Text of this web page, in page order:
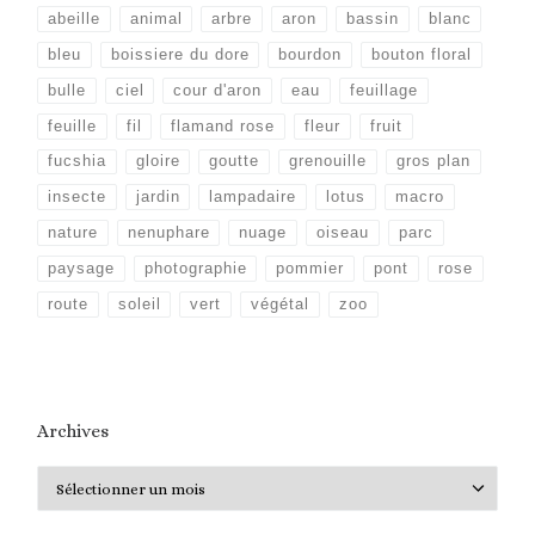
abeille animal arbre aron bassin blanc
bleu boissiere du dore bourdon bouton floral
bulle ciel cour d'aron eau feuillage
feuille fil flamand rose fleur fruit
fucshia gloire goutte grenouille gros plan
insecte jardin lampadaire lotus macro
nature nenuphare nuage oiseau parc
paysage photographie pommier pont rose
route soleil vert végétal zoo
Archives